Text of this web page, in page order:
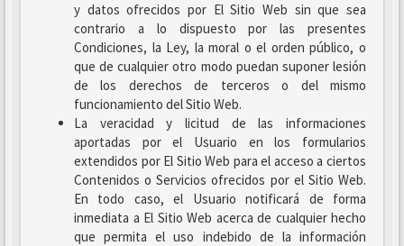
y datos ofrecidos por El Sitio Web sin que sea
contrario a lo dispuesto por las presentes
Condiciones, la Ley, la moral o el orden público, o
que de cualquier otro modo puedan suponer lesión
de los derechos de terceros o del mismo
funcionamiento del Sitio Web.
La veracidad y licitud de las informaciones
aportadas por el Usuario en los formularios
extendidos por El Sitio Web para el acceso a ciertos
Contenidos o Servicios ofrecidos por el Sitio Web.
En todo caso, el Usuario notificará de forma
inmediata a El Sitio Web acerca de cualquier hecho
que permita el uso indebido de la información